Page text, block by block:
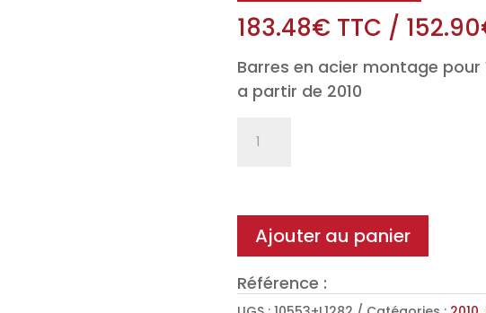
183.48€ TTC / 152.90
Barres en acier montage
a partir de 2010
barres
de
toit
Ajouter au panier
Référence :